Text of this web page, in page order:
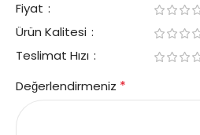
Fiyat
Ürün Kalitesi
Teslimat Hızı
Değerlendirmeniz *